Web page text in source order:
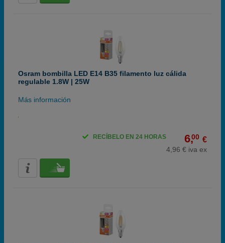
Osram bombilla LED E14 B35 filamento luz cálida
regulable 1.8W | 25W
Más información
6,00 €
4,96 € iva ex
RECÍBELO EN 24 HORAS